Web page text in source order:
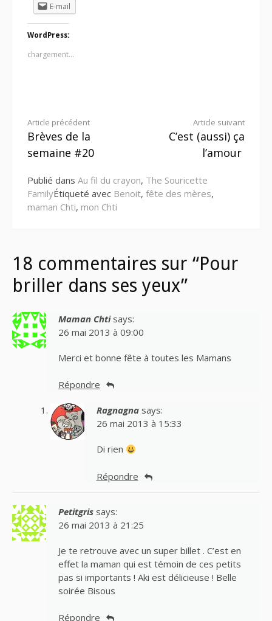
E-mail
WordPress:
chargement…
Lire
la
Article précédent
Brèves de la
semaine #20
Article suivant
C’est (aussi) ça
l’amour
Publié dans Au fil du crayon, The Souricette
FamilyÉtiqueté avec Benoit, fête des mères,
maman Chti, mon Chti
18 commentaires sur “Pour
briller dans ses yeux”
Maman Chti says:
26 mai 2013 à 09:00
Merci et bonne fête à toutes les Mamans
Répondre
Ragnagna says:
26 mai 2013 à 15:33
Di rien
Répondre
Petitgris says:
26 mai 2013 à 21:25
Je te retrouve avec un super billet . C’est en
effet la maman qui est témoin de ces petits
pas si importants ! Aki est délicieuse ! Belle
soirée Bisous
Répondre